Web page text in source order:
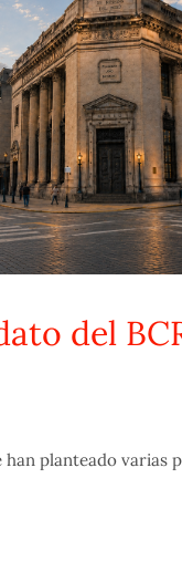
del
planteado varias